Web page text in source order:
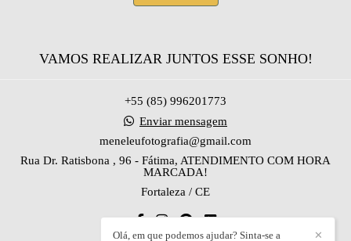
VAMOS REALIZAR JUNTOS ESSE SONHO!
+55 (85) 996201773
Enviar mensagem
meneleufotografia@gmail.com
Rua Dr. Ratisbona , 96 - Fátima, ATENDIMENTO COM HORA
MARCADA!
Fortaleza / CE
✕
Olá, em que podemos ajudar? Sinta-se a